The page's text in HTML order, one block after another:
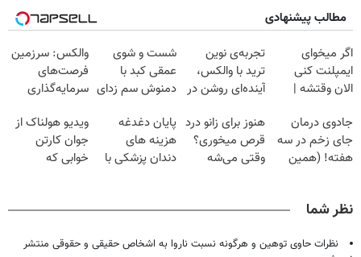
مطالب پیشنهادی
اگر میخوای
ایمپلنت کنی
الان وقتشه |
میلیون تومان!!!
تجربه‌ی نوین
ترید با والکس،
آینده‌ای روشن در
شست و شوی
عمقی کبد با
دمنوش سم زدای
والکس: سرزمین
فرصت‌های
سرمایه‌گذاری
جادوی درمان
جای زخم در سه
هفته! (همین
هنوز برای زانو درد
قرص میخوری؟
وقتی می‌شه
پایان دغدغه
هزینه های
دندان پزشکی با
ویدیو هولناک از
جوان کارتن
خوابی که
نظر شما
نظرات حاوی توهین و هرگونه نسبت ناروا به اشخاص حقیقی و حقوقی منتشر